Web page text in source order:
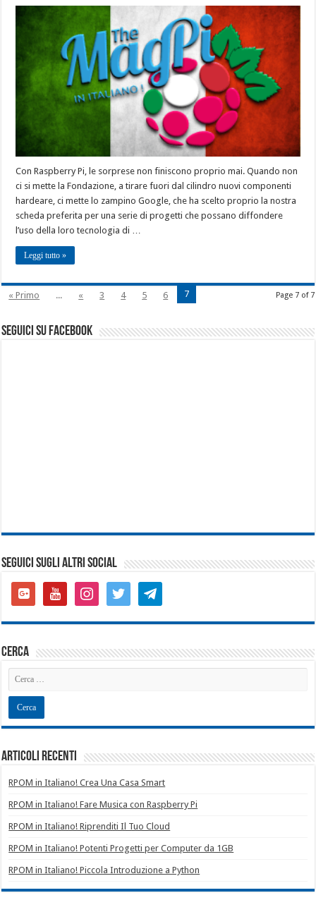
Con Raspberry Pi, le sorprese non finiscono proprio mai. Quando non
ci si mette la Fondazione, a tirare fuori dal cilindro nuovi componenti
hardeare, ci mette lo zampino Google, che ha scelto proprio la nostra
scheda preferita per una serie di progetti che possano diffondere
l’uso della loro tecnologia di …
Leggi tutto »
Page 7 of 7
« Primo ... « 3 4 5 6 7
seguici su facebook
SEGUICI SUGLI ALTRI SOCIAL
google-
plus-
youtube instagramtwitter telegram
cerca
Articoli recenti
RPOM in Italiano! Crea Una Casa Smart
RPOM in Italiano! Fare Musica con Raspberry Pi
RPOM in Italiano! Riprenditi Il Tuo Cloud
RPOM in Italiano! Potenti Progetti per Computer da 1GB
RPOM in Italiano! Piccola Introduzione a Python